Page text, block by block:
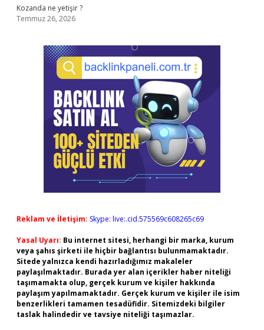
Kozanda ne yetişir ?
Temmuz 26, 2026
Reklam ve İletişim: Skype: live:.cid.575569c608265c69
Yasal Uyarı: Bu internet sitesi, herhangi bir marka, kurum
veya şahıs şirketi ile hiçbir bağlantısı bulunmamaktadır.
Sitede yalnızca kendi hazırladığımız makaleler
paylaşılmaktadır. Burada yer alan içerikler haber niteliği
taşımamakta olup, gerçek kurum ve kişiler hakkında
paylaşım yapılmamaktadır. Gerçek kurum ve kişiler ile isim
benzerlikleri tamamen tesadüfidir. Sitemizdeki bilgiler
taslak halindedir ve tavsiye niteliği taşımazlar.